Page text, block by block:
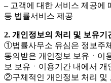
– 고객에 대한 서비스 제공에
등 법률서비스 제공
2. 개인정보의 처리 및 보유기
①법률사무소 유심은 정보주
동의받은 개인정보 보유ㆍ이
보 보유ㆍ이용기간 내에서
②구체적인 개인정보 처리 및